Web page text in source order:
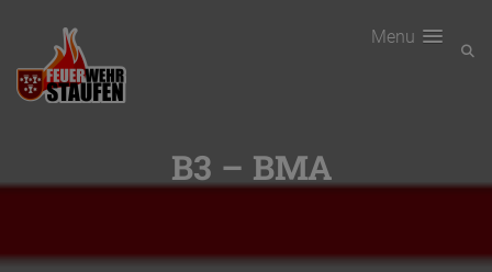
Menu
B3 – BMA